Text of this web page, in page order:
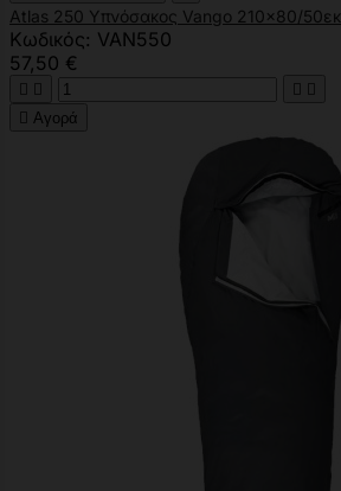
Atlas 250 Υπνόσακος Vango 210x80/50εκ
Κωδικός: VAN550
57,50 €
   
 Αγορά